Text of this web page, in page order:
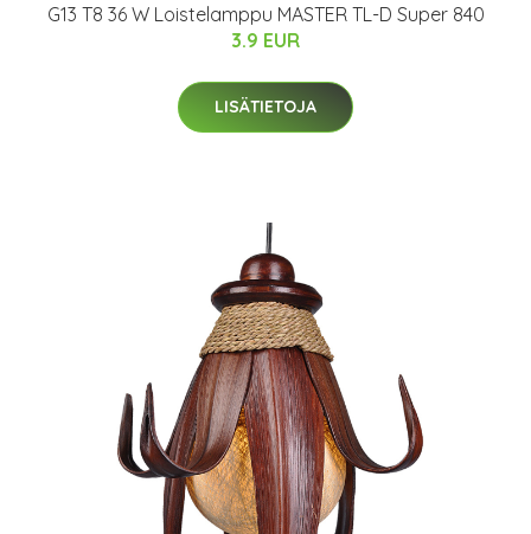
G13 T8 36 W Loistelamppu MASTER TL-D Super 840
3.9 EUR
LISÄTIETOJA